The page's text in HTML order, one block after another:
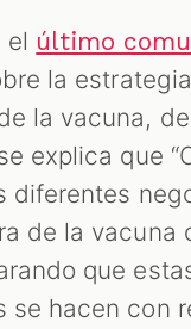
el último
la
la vacuna,
explica que
diferentes
de la vacuna
que
se hacen con